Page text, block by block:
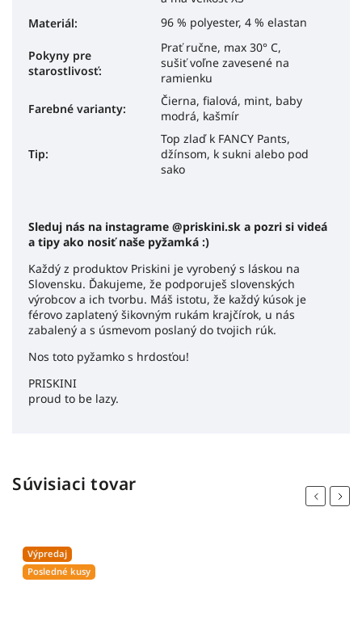
Materiál: 96 % polyester, 4 % elastan
Pokyny pre
starostlivosť:
Prať ručne, max 30° C,
sušiť voľne zavesené na
ramienku
Farebné varianty:
Čierna, fialová, mint, baby
modrá, kašmír
Tip:
Top zlaď k FANCY Pants,
džínsom, k sukni alebo pod
sako
Sleduj nás na instagrame @priskini.sk a pozri si videá
a tipy ako nosiť naše pyžamká :)
Každý z produktov Priskini je vyrobený s láskou na
Slovensku. Ďakujeme, že podporuješ slovenských
výrobcov a ich tvorbu. Máš istotu, že každý kúsok je
férovo zaplatený šikovným rukám krajčírok, u nás
zabalený a s úsmevom poslaný do tvojich rúk.
Nos toto pyžamko s hrdosťou!
PRISKINI
proud to be lazy.
Súvisiaci tovar
Previous
Výpredaj
Posledné kusy
Next